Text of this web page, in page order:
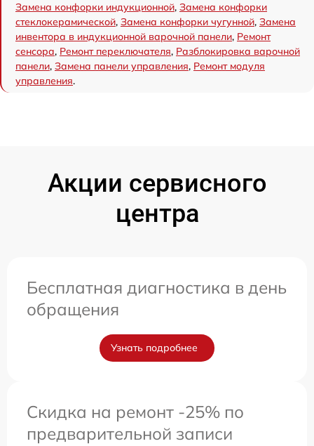
Замена конфорки индукционной, Замена конфорки
стеклокерамической, Замена конфорки чугунной, Замена
инвентора в индукционной варочной панели, Ремонт
сенсора, Ремонт переключателя, Разблокировка варочной
панели, Замена панели управления, Ремонт модуля
управления.
Акции сервисного
центра
Бесплатная диагностика в день
обращения
Узнать подробнее
Скидка на ремонт -25% по
предварительной записи